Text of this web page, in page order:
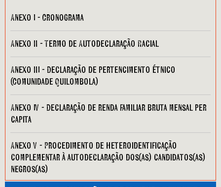
Anexo I - Cronograma
Anexo II - Termo de Autodeclaração Racial
Anexo III - Declaração de pertencimento étnico
(Comunidade Quilombola)
Anexo IV - Declaração de renda familiar bruta mensal per
capita
Anexo V - Procedimento de heteroidentificação
complementar à autodeclaração dos(as) candidatos(as)
negros(as)